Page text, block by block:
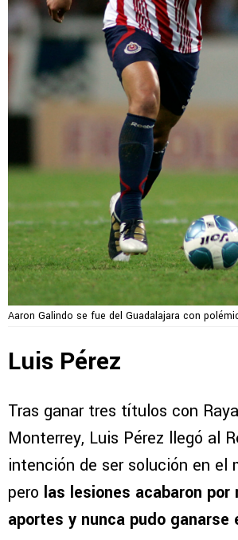
Aaron Galindo se fue del Guadalajara con
Luis Pérez
Tras ganar tres títulos con
Monterrey, Luis Pérez llegó al
intención de ser solución en el
pero las lesiones acabaron por
aportes y nunca pudo ganarse